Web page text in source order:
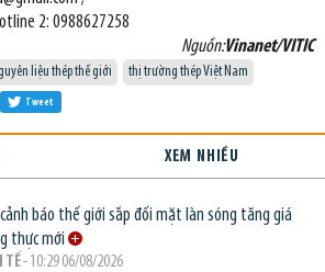
2: 0988627258
Nguồn:Vinanet/VITIC
liệu thép thế giới thị trường thép Việt Nam
Tweet
XEM NHIỀU
cảnh báo thế giới sắp đối mặt làn sóng tăng giá
thực mới
TẾ- 10:29 06/08/2026